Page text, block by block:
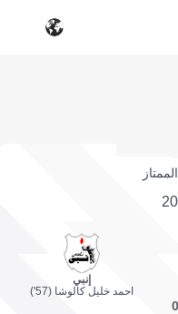
إنبي
احمد خليل كالوشا (57')